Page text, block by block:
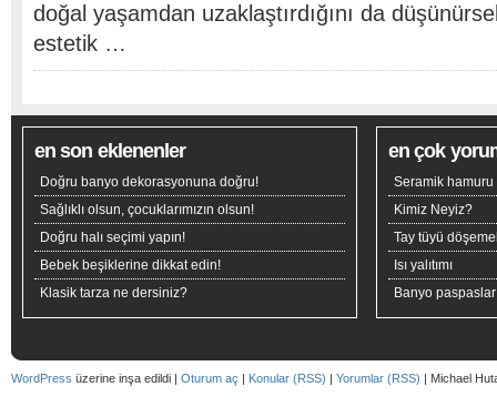
doğal yaşamdan uzaklaştırdığını da
estetik …
en son eklenenler
Doğru banyo dekorasyonuna doğru!
Sağlıklı olsun, çocuklarımızın olsun!
Doğru halı seçimi yapın!
Bebek beşiklerine dikkat edin!
Klasik tarza ne dersiniz?
en çok
Seramik hamuru
Kimiz Neyiz?
Tay tüyü
Isı yalıtımı
Banyo
WordPress üzerine inşa edildi | Oturum aç | Konular (RSS) | Yorumlar (RSS) | Michael